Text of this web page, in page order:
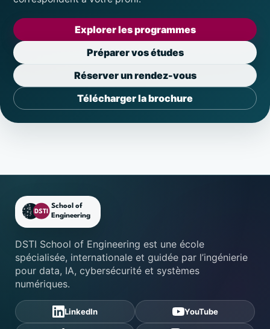
Explorer les programmes
Préparer vos études
Réserver un rendez-vous
Télécharger la brochure
Footer DSTI School of
DSTI School of Engineering est une école
spécialisée, internationale et guidée par l’ingénierie
pour data, IA, cybersécurité et systèmes
numériques.
LinkedIn YouTube